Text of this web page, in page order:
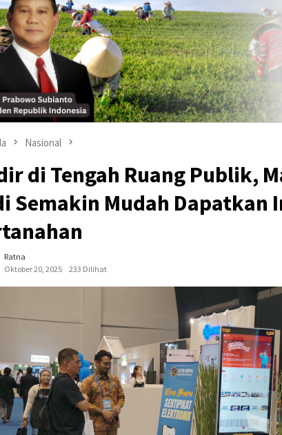
Nasional
di Tengah Ruang Publik,
Semakin Mudah Dapatkan
Ratna
Oktober 20, 2025
233 Dilihat